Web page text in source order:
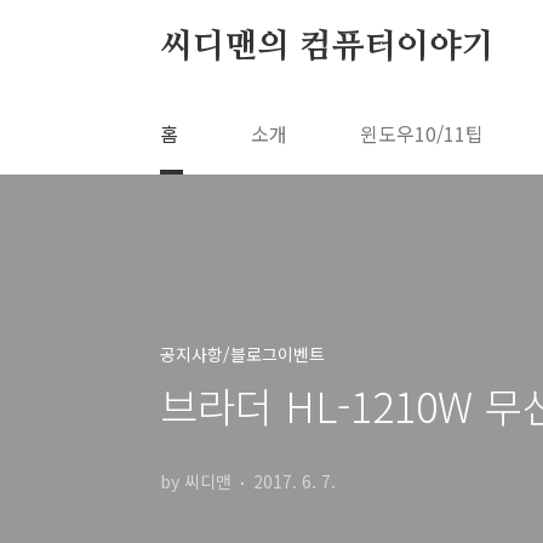
씨디맨의 컴퓨터이야기
홈 소개 윈도우10/11팁
공지사항/블로그이벤트
브라더 HL-1210W 무
by 씨디맨 2017. 6. 7.